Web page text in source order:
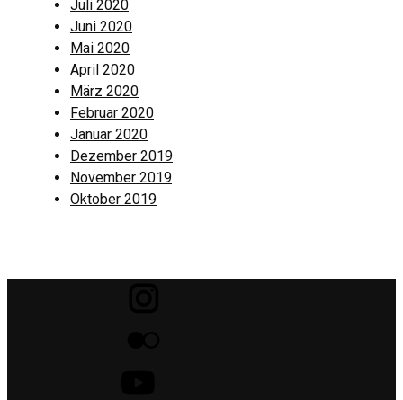
Juli 2020
Juni 2020
Mai 2020
April 2020
März 2020
Februar 2020
Januar 2020
Dezember 2019
November 2019
Oktober 2019